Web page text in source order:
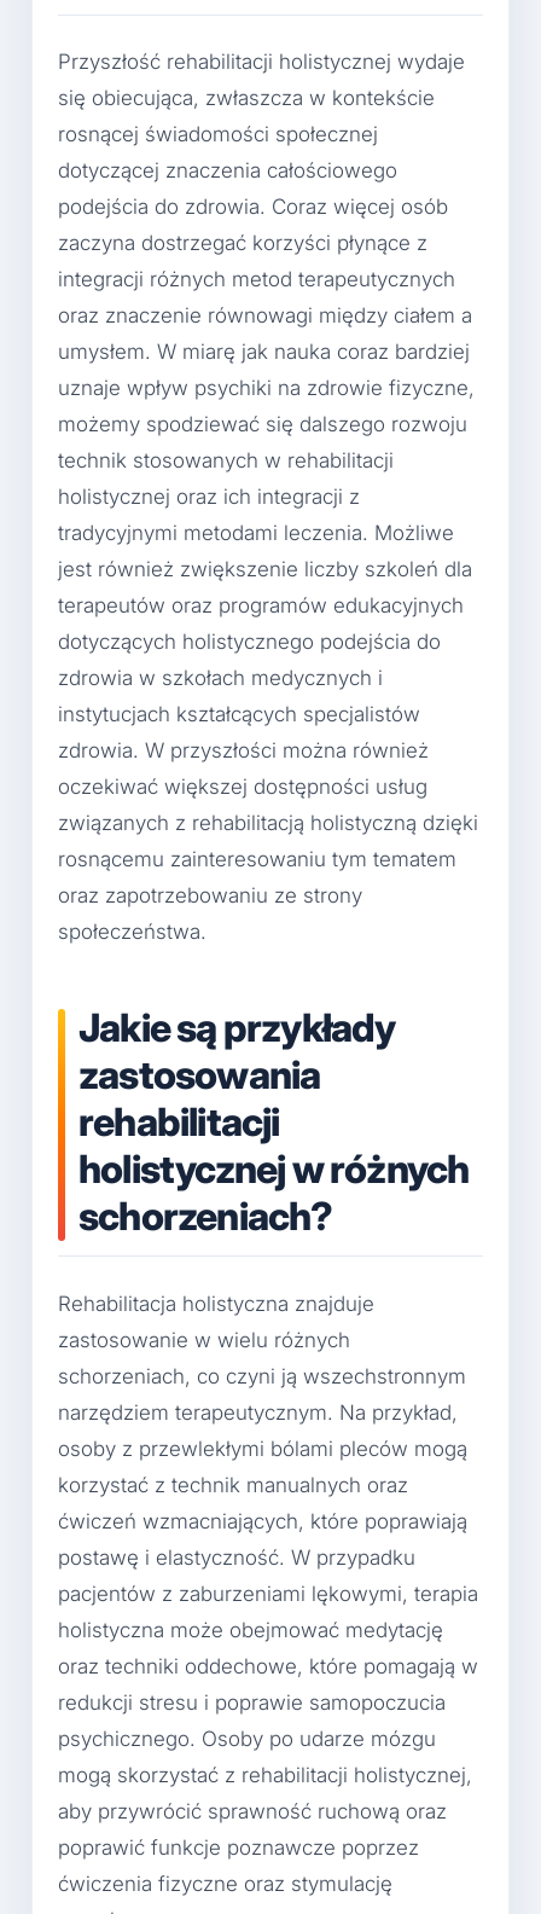
Przyszłość rehabilitacji holistycznej wydaje
się obiecująca, zwłaszcza w kontekście
rosnącej świadomości społecznej
dotyczącej znaczenia całościowego
podejścia do zdrowia. Coraz więcej osób
zaczyna dostrzegać korzyści płynące z
integracji różnych metod terapeutycznych
oraz znaczenie równowagi między ciałem a
umysłem. W miarę jak nauka coraz bardziej
uznaje wpływ psychiki na zdrowie fizyczne,
możemy spodziewać się dalszego rozwoju
technik stosowanych w rehabilitacji
holistycznej oraz ich integracji z
tradycyjnymi metodami leczenia. Możliwe
jest również zwiększenie liczby szkoleń dla
terapeutów oraz programów edukacyjnych
dotyczących holistycznego podejścia do
zdrowia w szkołach medycznych i
instytucjach kształcących specjalistów
zdrowia. W przyszłości można również
oczekiwać większej dostępności usług
związanych z rehabilitacją holistyczną dzięki
rosnącemu zainteresowaniu tym tematem
oraz zapotrzebowaniu ze strony
społeczeństwa.
Jakie są przykłady
zastosowania
rehabilitacji
holistycznej w różnych
schorzeniach?
Rehabilitacja holistyczna znajduje
zastosowanie w wielu różnych
schorzeniach, co czyni ją wszechstronnym
narzędziem terapeutycznym. Na przykład,
osoby z przewlekłymi bólami pleców mogą
korzystać z technik manualnych oraz
ćwiczeń wzmacniających, które poprawiają
postawę i elastyczność. W przypadku
pacjentów z zaburzeniami lękowymi, terapia
holistyczna może obejmować medytację
oraz techniki oddechowe, które pomagają w
redukcji stresu i poprawie samopoczucia
psychicznego. Osoby po udarze mózgu
mogą skorzystać z rehabilitacji holistycznej,
aby przywrócić sprawność ruchową oraz
poprawić funkcje poznawcze poprzez
ćwiczenia fizyczne oraz stymulację